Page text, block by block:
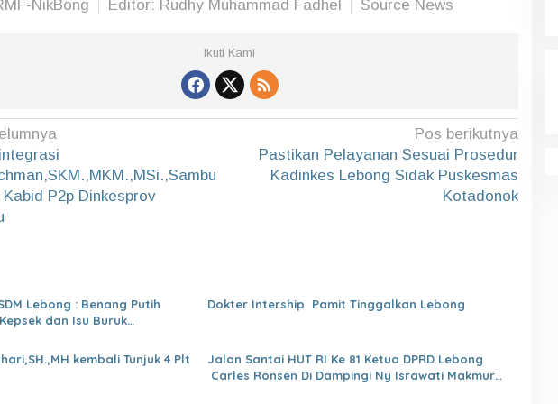
NikBong Editor: Rudhy Muhammad Fadhel Source News
Ikuti Kami
P2p Dinkesprov
Pos berikutnya
Pastikan Pelayanan Sesuai Prosedur
Kadinkes Lebong Sidak Puskesmas
Kotadonok
Lebong : Benang Putih
dan Isu Buruk
Dokter Intership Pamit Tinggalkan Lebong
kembali Tunjuk 4 Plt
Jalan Santai HUT RI Ke 81 Ketua DPRD Lebong
Carles Ronsen Di Dampingi Ny Israwati Makmur